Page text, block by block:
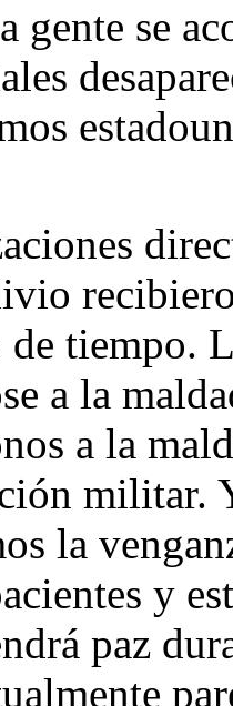
gente se
tiempo.
a la
a la
militar.
la
y
paz